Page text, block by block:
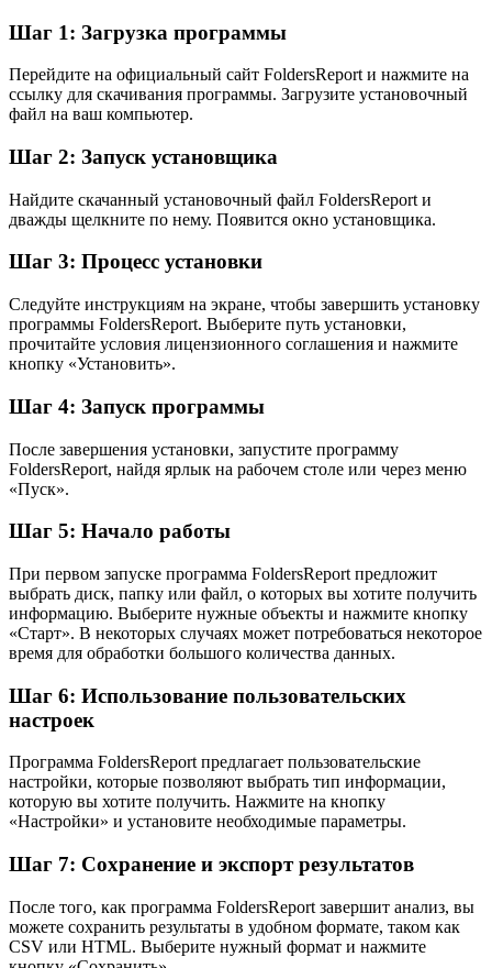
Шаг 1: Загрузка программы
Перейдите на официальный сайт FoldersReport и нажмите на
ссылку для скачивания программы. Загрузите установочный
файл на ваш компьютер.
Шаг 2: Запуск установщика
Найдите скачанный установочный файл FoldersReport и
дважды щелкните по нему. Появится окно установщика.
Шаг 3: Процесс установки
Следуйте инструкциям на экране, чтобы завершить установку
программы FoldersReport. Выберите путь установки,
прочитайте условия лицензионного соглашения и нажмите
кнопку «Установить».
Шаг 4: Запуск программы
После завершения установки, запустите программу
FoldersReport, найдя ярлык на рабочем столе или через меню
«Пуск».
Шаг 5: Начало работы
При первом запуске программа FoldersReport предложит
выбрать диск, папку или файл, о которых вы хотите получить
информацию. Выберите нужные объекты и нажмите кнопку
«Старт». В некоторых случаях может потребоваться некоторое
время для обработки большого количества данных.
Шаг 6: Использование пользовательских
настроек
Программа FoldersReport предлагает пользовательские
настройки, которые позволяют выбрать тип информации,
которую вы хотите получить. Нажмите на кнопку
«Настройки» и установите необходимые параметры.
Шаг 7: Сохранение и экспорт результатов
После того, как программа FoldersReport завершит анализ, вы
можете сохранить результаты в удобном формате, таком как
CSV или HTML. Выберите нужный формат и нажмите